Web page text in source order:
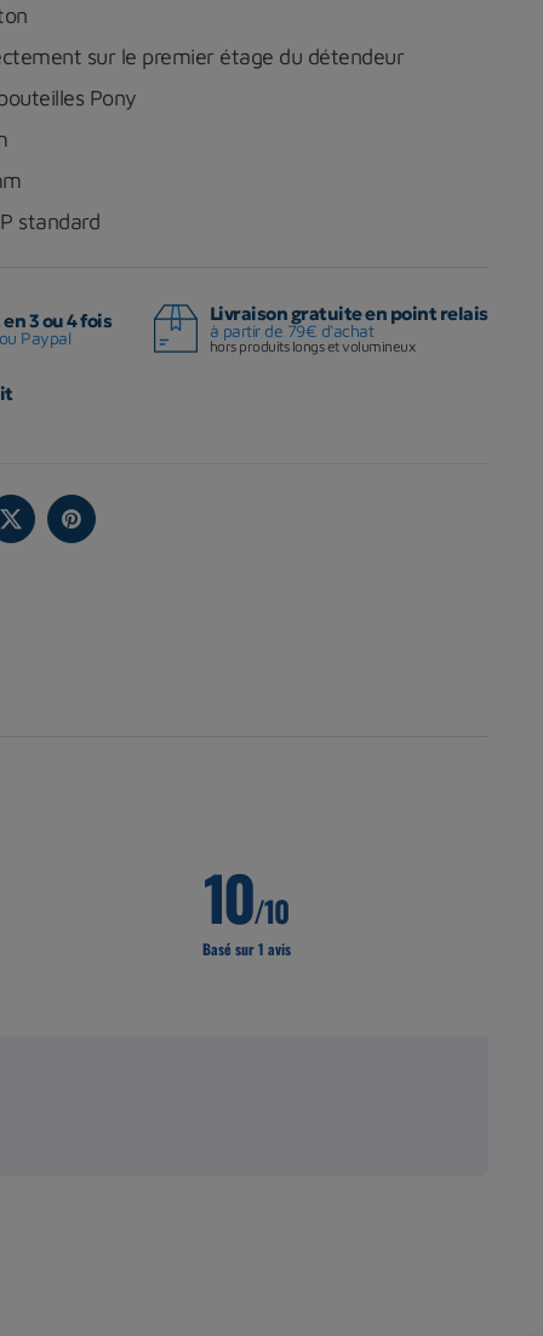
sur le premier étage du détendeur
Pony
standard
3 ou 4 fois
Paypal
Livraison gratuite en point relais
à partir de 79€ d'achat
hors produits longs et volumineux
10/10
Basé sur 1 avis